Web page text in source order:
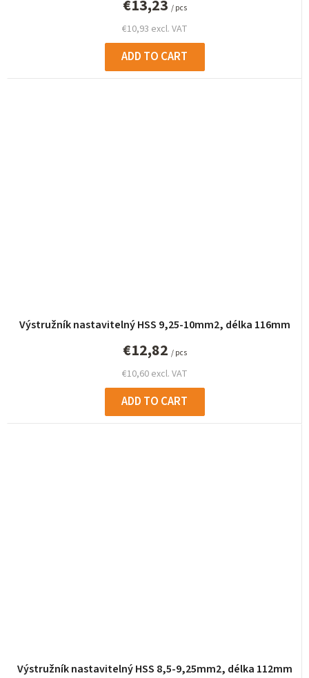
€10,93 excl. VAT
€13,23 / pcs
ADD TO CART
Výstružník nastavitelný HSS 9,25-10mm2, délka 116mm
€10,60 excl. VAT
€12,82 / pcs
ADD TO CART
Výstružník nastavitelný HSS 8,5-9,25mm2, délka 112mm